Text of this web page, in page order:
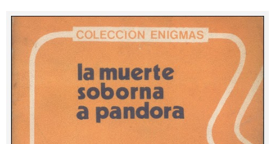
Alejandra Correa | La nieve